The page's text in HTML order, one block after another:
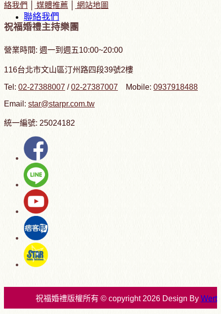
聯絡我們
絡我們
媒體推薦 網站地圖
祝福婚禮主持樂團
營業時間: 週一到週五10:00~20:00
116台北市文山區汀州路四段39號2樓
Tel: 02-27388007 /02-27387007 Mobile: 0937918488
Email: star@starpr.com.tw
統一編號: 25024182
祝福婚禮版權所有 © copyright 2026 Design By Wert